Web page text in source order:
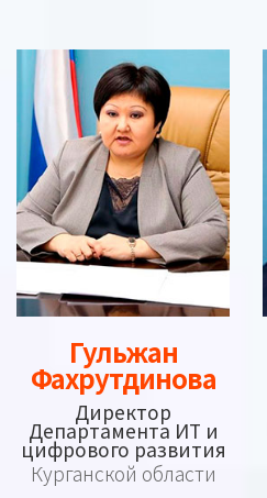
Гульжан
Фахрутдинова
Директор
Департамента ИТ и
цифрового развития
Курганской области